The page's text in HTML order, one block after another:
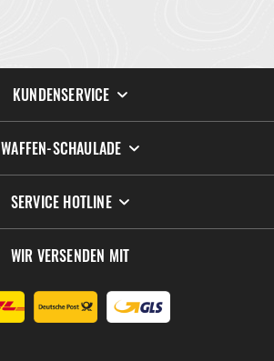
KUNDENSERVICE
WAFFEN-SCHAULADE
SERVICE HOTLINE
WIR VERSENDEN MIT